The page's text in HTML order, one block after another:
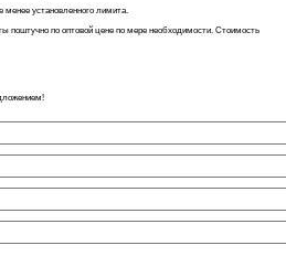
установленного лимита.
поштучно по оптовой цене по мере необходимости. Стоимость